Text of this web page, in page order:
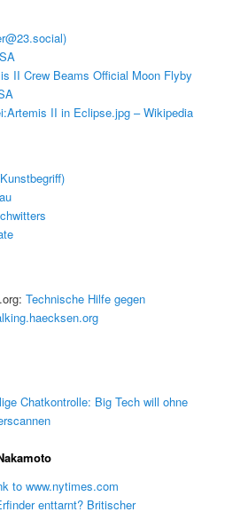
II Crew Beams Official Moon Flyby
II in Eclipse.jpg – Wikipedia
Technische Hilfe gegen
Chatkontrolle: Big Tech will ohne
to www.nytimes.com
enttarnt? Britischer